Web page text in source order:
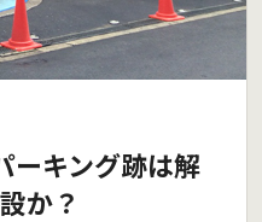
ーキング跡は解
か？